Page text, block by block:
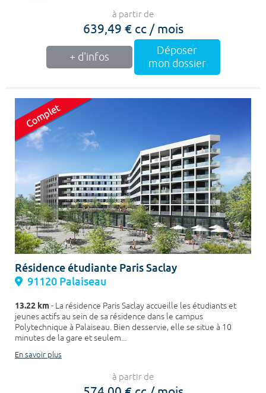
à partir de
639,49 € cc / mois
+ d'infos
Déposer
mon dossier
Résidence étudiante Paris Saclay
91120 Palaiseau
13.22 km- La résidence Paris Saclay accueille les étudiants et
jeunes actifs au sein de sa résidence dans le campus
Polytechnique à Palaiseau. Bien desservie, elle se situe à 10
minutes de la gare et seulem...
En savoir plus
à partir de